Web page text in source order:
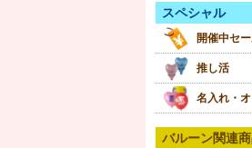
スペシャル
開催中セ
推し活
名入れ・
バルーン関連